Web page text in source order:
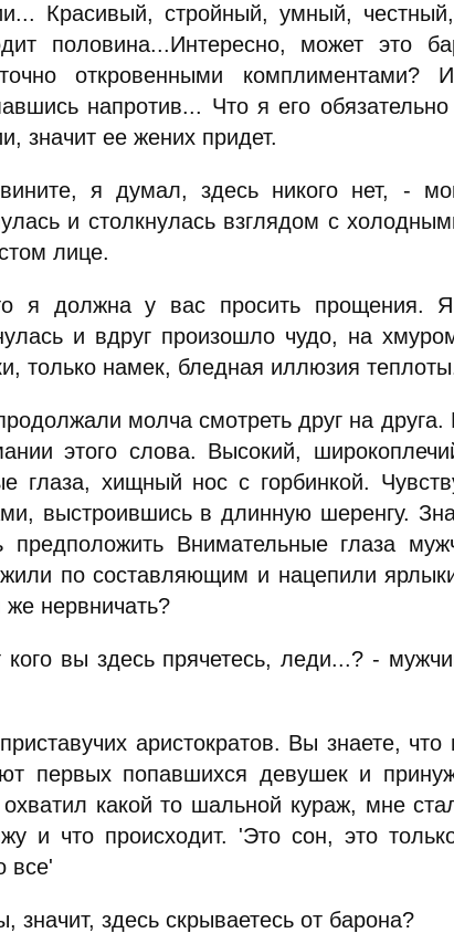
Красивый, стройный, умный,
половина...Интересно, может это
откровенными
напротив... Что я его
значит ее жених придет.
я думал, здесь никого нет, -
и столкнулась взглядом с
лице.
я должна у вас просить прощения.
и вдруг произошло чудо, на
только намек, бледная иллюзия
молча смотреть друг на друга.
этого слова. Высокий,
глаза, хищный нос с горбинкой.
выстроившись в длинную шеренгу.
предположить Внимательные глаза
по составляющим и нацепили
же нервничать?
вы здесь прячетесь, леди...? -
аристократов. Вы знаете,
первых попавшихся девушек и
какой то шальной кураж, мне
и что происходит. 'Это сон, это
все'
значит, здесь скрываетесь от барона?